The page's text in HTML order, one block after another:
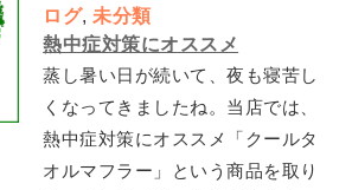
ログ,未分類
熱中症対策にオススメ
蒸し暑い日が続いて、夜も寝苦し
くなってきましたね。当店では、
熱中症対策にオススメ「クールタ
オルマフラー」という商品を取り